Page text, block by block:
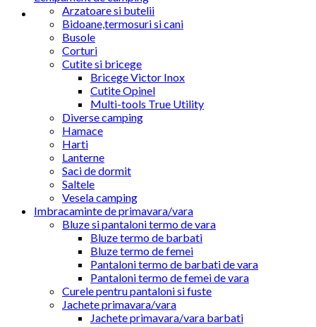
Arzatoare si butelii
Bidoane,termosuri si cani
Busole
Corturi
Cutite si bricege
Bricege Victor Inox
Cutite Opinel
Multi-tools True Utility
Diverse camping
Hamace
Harti
Lanterne
Saci de dormit
Saltele
Vesela camping
Imbracaminte de primavara/vara
Bluze si pantaloni termo de vara
Bluze termo de barbati
Bluze termo de femei
Pantaloni termo de barbati de vara
Pantaloni termo de femei de vara
Curele pentru pantaloni si fuste
Jachete primavara/vara
Jachete primavara/vara barbati